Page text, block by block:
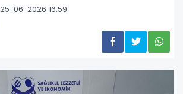
25-06-2026 16:59